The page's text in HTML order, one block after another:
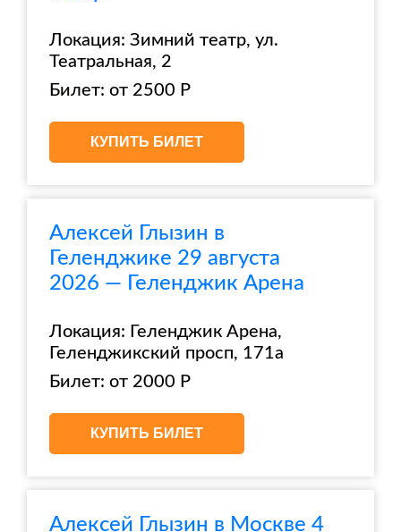
Локация: Зимний театр, ул.
Театральная, 2
Билет: от 2500 Р
КУПИТЬ БИЛЕТ
Алексей Глызин в
Геленджике 29 августа
2026 — Геленджик Арена
Локация: Геленджик Арена,
Геленджикский просп, 171а
Билет: от 2000 Р
КУПИТЬ БИЛЕТ
Алексей Глызин в Москве 4